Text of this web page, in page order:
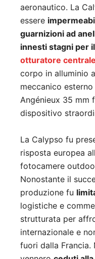
aeronautico. La
essere
guarnizioni ad
innesti stagni per
otturatore centrale
corpo in alluminio
meccanico
Angénieux 35 mm
dispositivo
La Calypso fu
risposta europea
fotocamere
Nonostante il
produzione fu
logistiche e
strutturata per
internazionale e
fuori dalla Francia.